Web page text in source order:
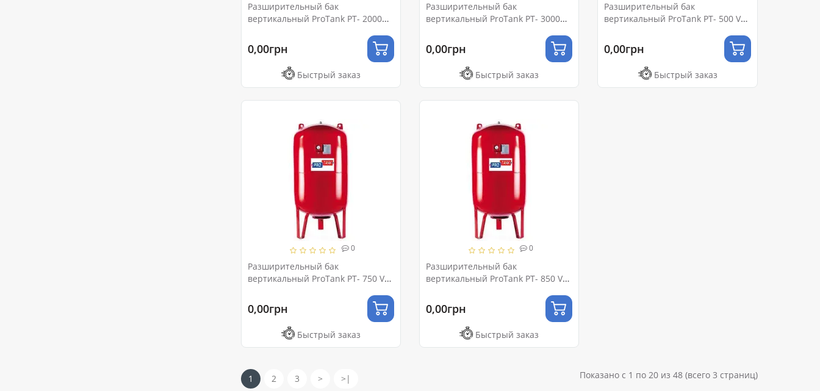
Разширительный бак
вертикальный ProTank PT- 2000
манометром)
0,00грн
Быстрый заказ
Разширительный бак
вертикальный ProTank PT- 3000
манометром)
0,00грн
Быстрый заказ
Разширительный бак
вертикальный ProTank PT- 500 VM
0,00грн
Быстрый заказ
0
Разширительный бак
вертикальный ProTank PT- 750 VM
0,00грн
Быстрый заказ
0
Разширительный бак
вертикальный ProTank PT- 850 VM
0,00грн
Быстрый заказ
1 2 3 > >| Показано с 1 по 20 из 48 (всего 3 страниц)